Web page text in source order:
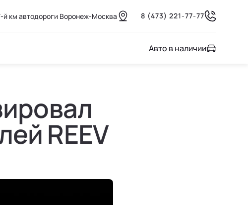
й км автодороги Воронеж-Москва 8 (473) 221-77-77
Авто в наличии
REEV